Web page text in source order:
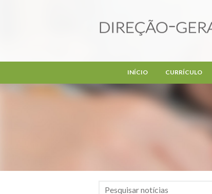
INÍCIO CURRÍCULO